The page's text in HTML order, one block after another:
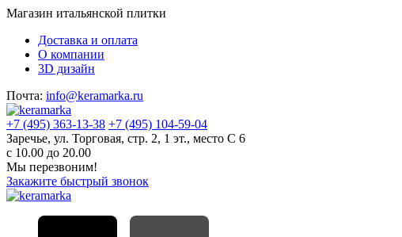
Магазин итальянской плитки
Доставка и оплата
О компании
3D дизайн
Почта: info@keramarka.ru
+7 (495) 363-13-38 +7 (495) 104-59-04
Заречье, ул. Торговая, стр. 2, 1 эт., место С 6
с 10.00 до 20.00
Мы перезвоним!
Закажите быстрый звонок